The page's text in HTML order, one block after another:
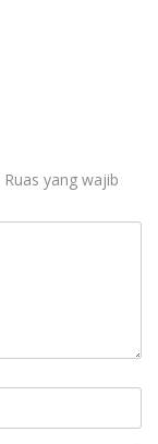
Ruas yang wajib